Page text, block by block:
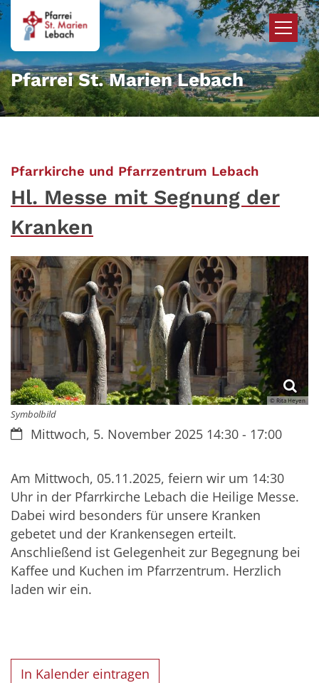
Zum Inhalt springen
Pfarrei St. Marien Lebach
Pfarrkirche und Pfarrzentrum Lebach
Hl. Messe mit Segnung der
Kranken
© Rita Heyen
Symbolbild
Datum:Mittwoch, 5. November 2025 14:30 - 17:00
Am Mittwoch, 05.11.2025, feiern wir um 14:30
Uhr in der Pfarrkirche Lebach die Heilige Messe.
Dabei wird besonders für unsere Kranken
gebetet und der Krankensegen erteilt.
Anschließend ist Gelegenheit zur Begegnung bei
Kaffee und Kuchen im Pfarrzentrum. Herzlich
laden wir ein.
In Kalender eintragen